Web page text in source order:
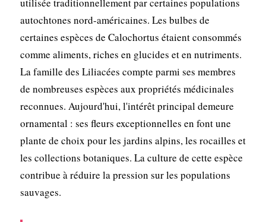
autochtones nord-américaines. Les bulbes de
certaines espèces de Calochortus étaient consommés
comme aliments, riches en glucides et en nutriments.
La famille des Liliacées compte parmi ses membres
de nombreuses espèces aux propriétés médicinales
reconnues. Aujourd'hui, l'intérêt principal demeure
ornamental : ses fleurs exceptionnelles en font une
plante de choix pour les jardins alpins, les rocailles et
les collections botaniques. La culture de cette espèce
contribue à réduire la pression sur les populations
sauvages.